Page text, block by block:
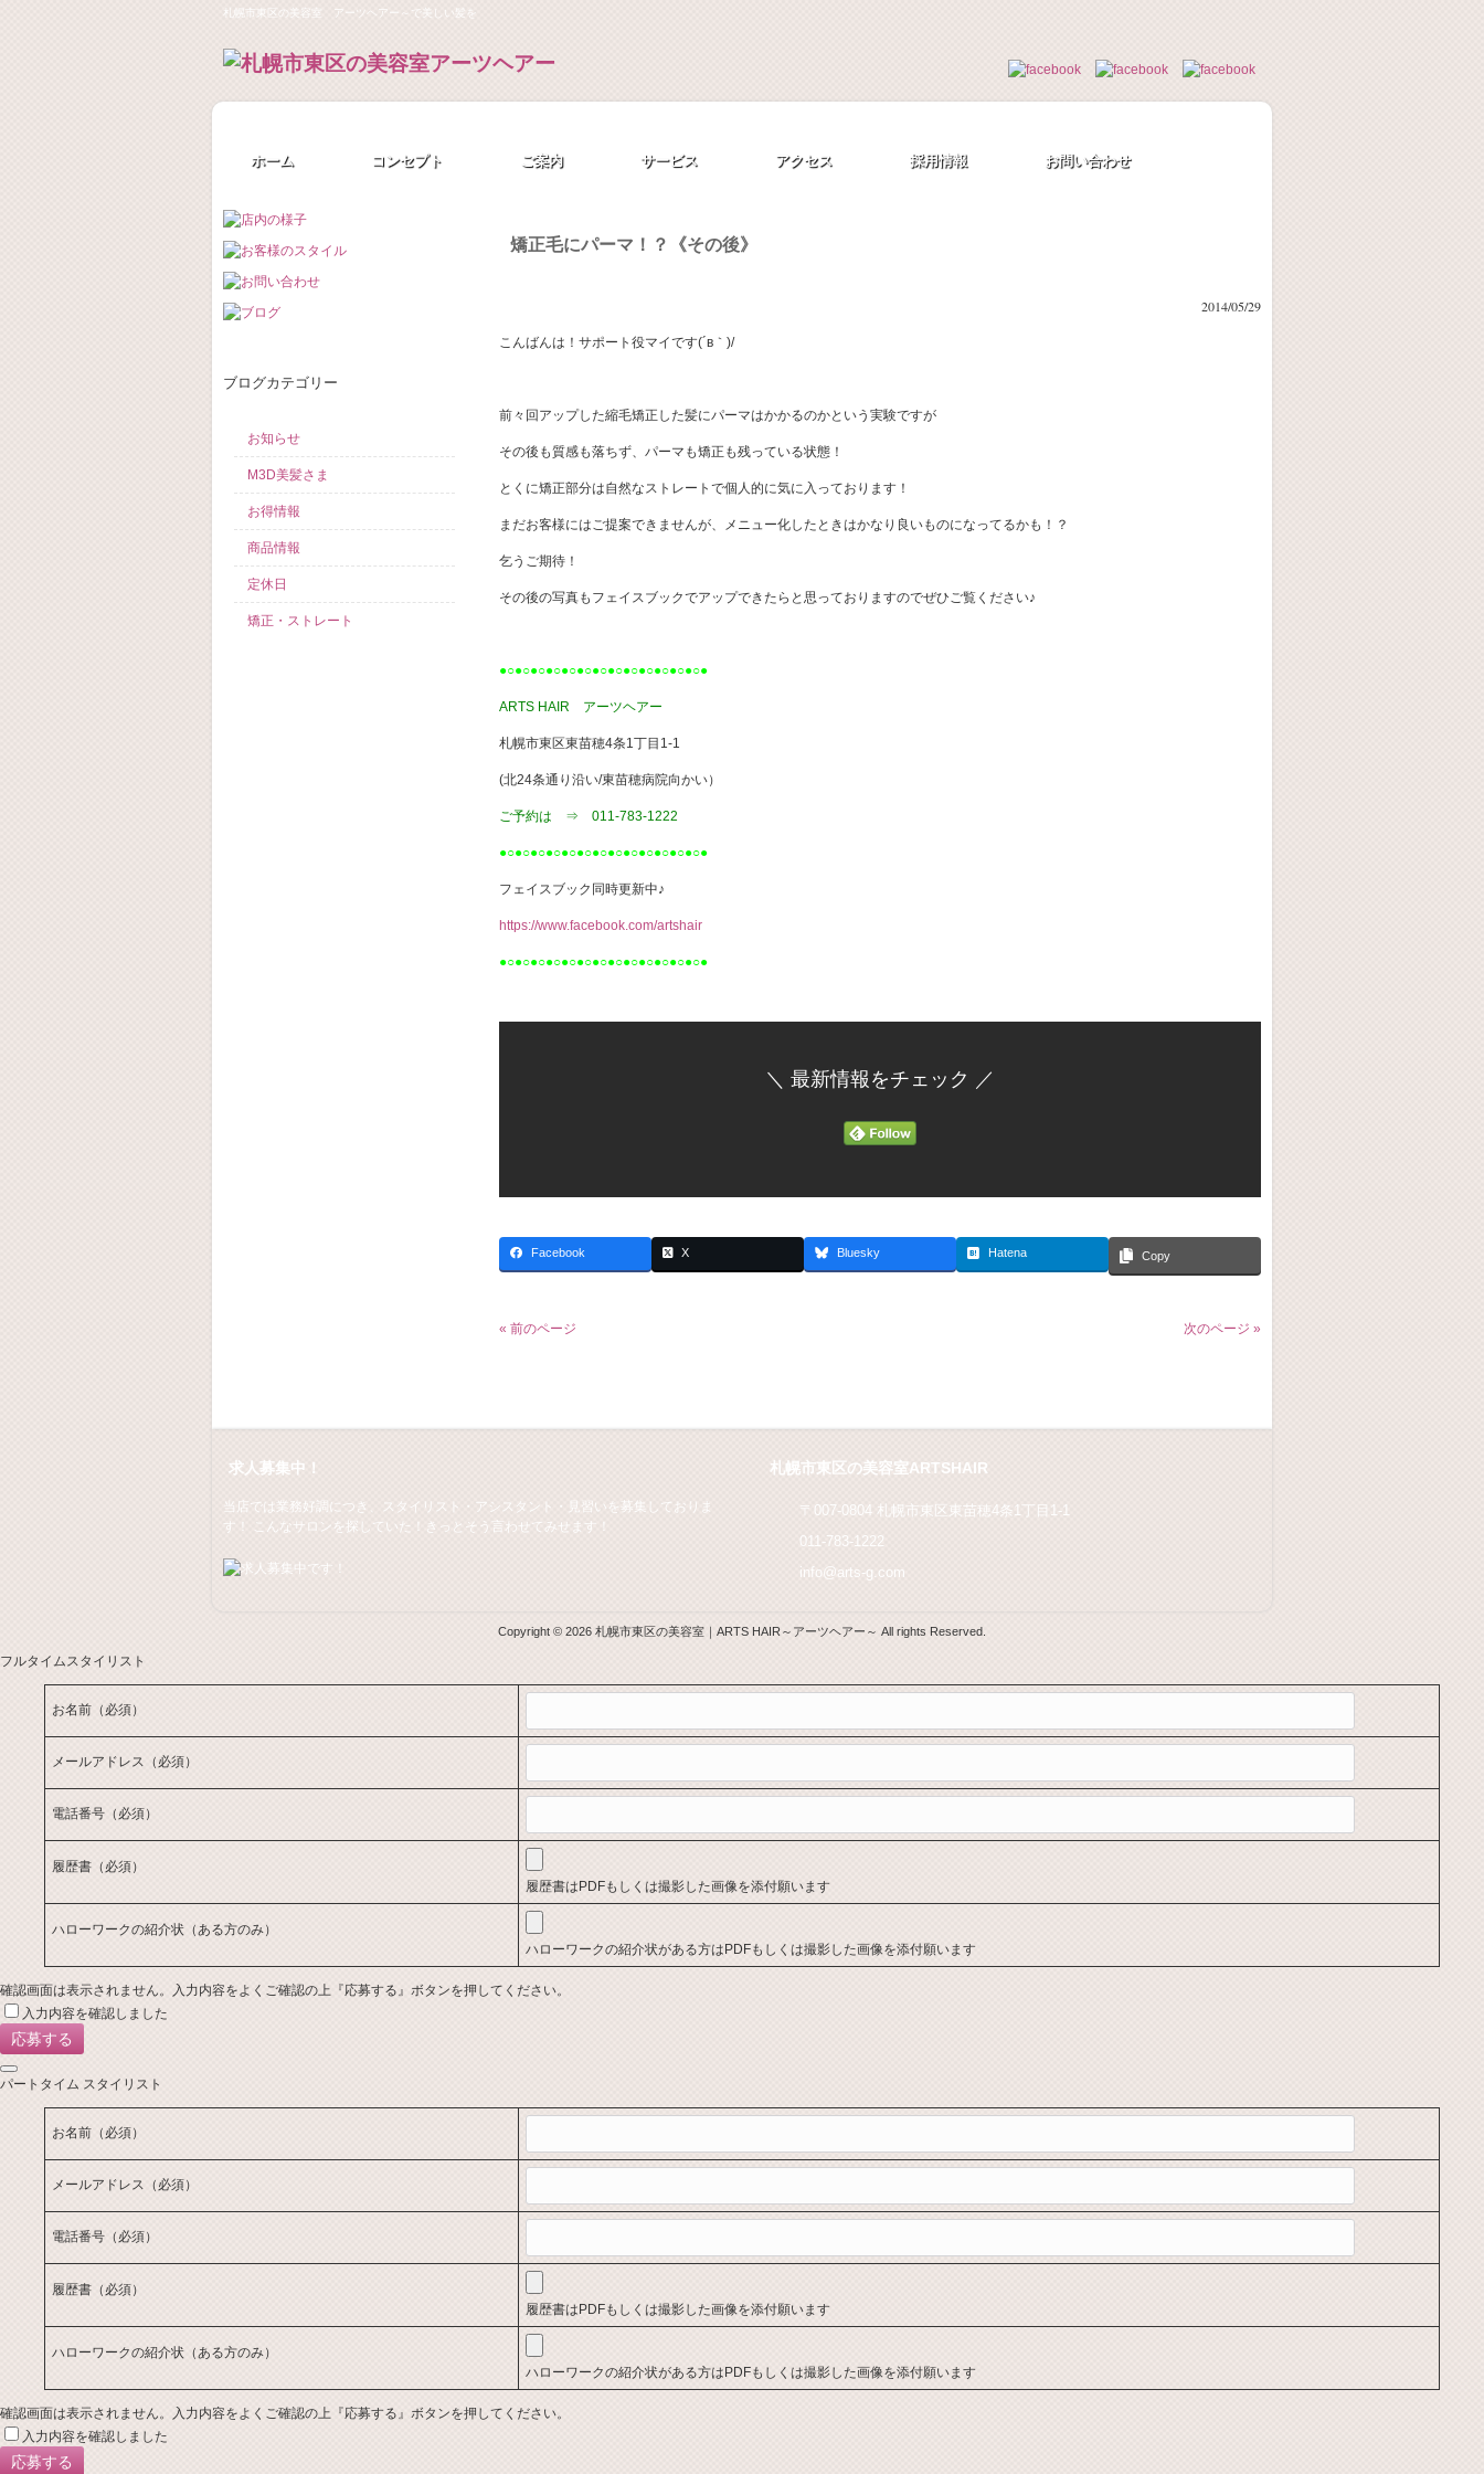
札幌市東区の美容室 アーツヘアー～で美しい髪を
ホーム コンセプト ご案内 サービス アクセス 採用情報 お問い合わせ
矯正毛にパーマ！？《その後》
2014/05/29
こんばんは！サポート役マイです(´в｀)/
前々回アップした縮毛矯正した髪にパーマはかかるのかという実験ですが
その後も質感も落ちず、パーマも矯正も残っている状態！
とくに矯正部分は自然なストレートで個人的に気に入っております！
まだお客様にはご提案できませんが、メニュー化したときはかなり良いものになってるかも！？
乞うご期待！
その後の写真もフェイスブックでアップできたらと思っておりますのでぜひご覧ください♪
●○●○●○●○●○●○●○●○●○●○●○●○●○●
ARTS HAIR アーツヘアー
札幌市東区東苗穂4条1丁目1-1
(北24条通り沿い/東苗穂病院向かい）
ご予約は ⇒ 011-783-1222
●○●○●○●○●○●○●○●○●○●○●○●○●○●
フェイスブック同時更新中♪
https://www.facebook.com/artshair
●○●○●○●○●○●○●○●○●○●○●○●○●○●
＼ 最新情報をチェック ／
Facebook X Bluesky Hatena Copy
« 前のページ 次のページ »
ブログカテゴリー
お知らせ
M3D美髪さま
お得情報
商品情報
定休日
矯正・ストレート
求人募集中！
当店では業務好調につき、スタイリスト・アシスタント・見習いを募集しておりま
す！ こんなサロンを探していた！きっとそう言わせてみせます！
札幌市東区の美容室ARTSHAIR
〒007-0804 札幌市東区東苗穂4条1丁目1-1
011-783-1222
info@arts-g.com
Copyright © 2026 札幌市東区の美容室｜ARTS HAIR～アーツヘアー～ All rights Reserved.
フルタイムスタイリスト
お名前 （必須）
メールアドレス （必須）
電話番号 （必須）
履歴書 （必須）
履歴書はPDFもしくは撮影した画像を添付願います
ハローワークの紹介状（ある方のみ）
ハローワークの紹介状がある方はPDFもしくは撮影した画像を添付願います
確認画面は表示されません。入力内容をよくご確認の上『応募する』ボタンを押してください。
入力内容を確認しました
パートタイム スタイリスト
お名前 （必須）
メールアドレス （必須）
電話番号 （必須）
履歴書 （必須）
履歴書はPDFもしくは撮影した画像を添付願います
ハローワークの紹介状（ある方のみ）
ハローワークの紹介状がある方はPDFもしくは撮影した画像を添付願います
確認画面は表示されません。入力内容をよくご確認の上『応募する』ボタンを押してください。
入力内容を確認しました